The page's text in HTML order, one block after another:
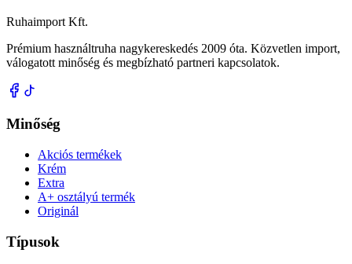
Ruhaimport Kft.
Prémium használtruha nagykereskedés 2009 óta. Közvetlen import,
válogatott minőség és megbízható partneri kapcsolatok.
Minőség
Akciós termékek
Krém
Extra
A+ osztályú termék
Originál
Típusok